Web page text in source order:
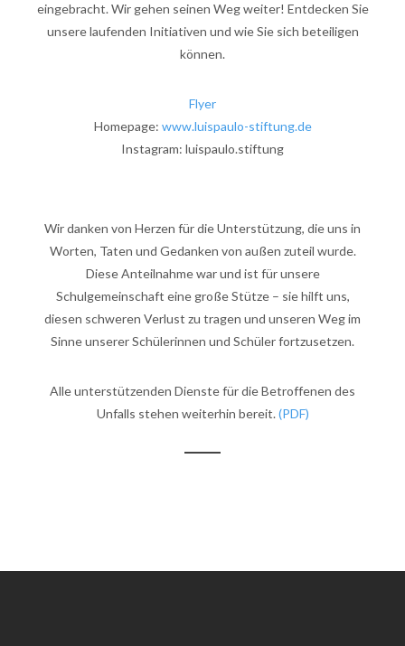
eingebracht. Wir gehen seinen Weg weiter! Entdecken Sie
unsere laufenden Initiativen und wie Sie sich beteiligen
können.
Flyer
Homepage: www.luispaulo-stiftung.de
Instagram: luispaulo.stiftung
Wir danken von Herzen für die Unterstützung, die uns in
Worten, Taten und Gedanken von außen zuteil wurde.
Diese Anteilnahme war und ist für unsere
Schulgemeinschaft eine große Stütze – sie hilft uns,
diesen schweren Verlust zu tragen und unseren Weg im
Sinne unserer Schülerinnen und Schüler fortzusetzen.
Alle unterstützenden Dienste für die Betroffenen des
Unfalls stehen weiterhin bereit.(PDF)